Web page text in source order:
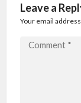
Leave a
Your email